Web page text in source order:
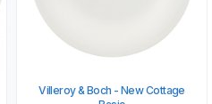
Villeroy & Boch - New Cottage